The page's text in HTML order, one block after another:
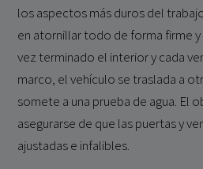
los aspectos más duros del
en atornillar todo de forma firme y
vez terminado el interior y cada
marco, el vehículo se traslada a
somete a una prueba de agua. El
asegurarse de que las puertas y
ajustadas e infalibles.